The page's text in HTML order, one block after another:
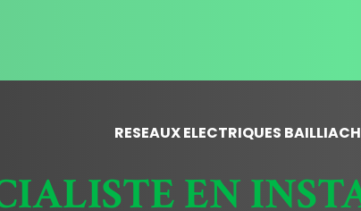
RESEAUX ELECTRIQUES
EN